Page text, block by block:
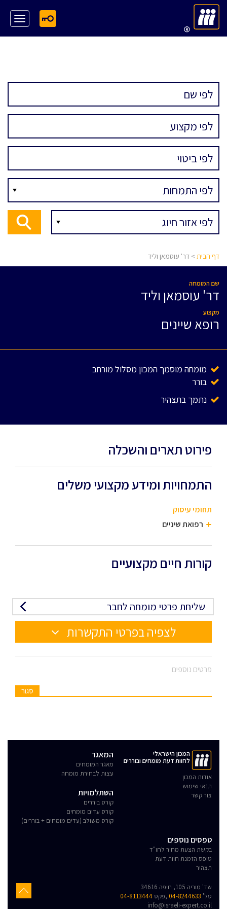
דף הבית > דר' עוסמאן וליד
שם המומחה
דר' עוסמאן וליד
מקצוע
רופא שיינים
מומחה מוסמך המכון מסלול מורחב
בורר
נתמך בתצהיר
פירוט תארים והשכלה
התמחויות ומידע מקצועי משלים
תחומי עיסוק
רפואת שיניים
קורות חיים מקצועיים
שליחת פרטי מומחה לחבר
לצפיה בפרטי התקשרות
פרטים נוספים
סגור
המכון הישראלי
לחוות דעת מומחים ובוררים
אודות המכון
תנאי שימוש
צור קשר
המאגר
מאגר המומחים
עצות לבחירת מומחה
השתלמויות
קורס בוררים
קורס עדים מומחים
קורס משולב (עדים מומחים + בוררים)
טפסים נוספים
בקשת הצעת מחיר לחו"ד
טופס הזמנת חוות דעת
תצהיר
שד' מוריה 105, חיפה 34616
טל' 04-8244633 ,פקס 04-8113444
info@israeli-expert.co.il